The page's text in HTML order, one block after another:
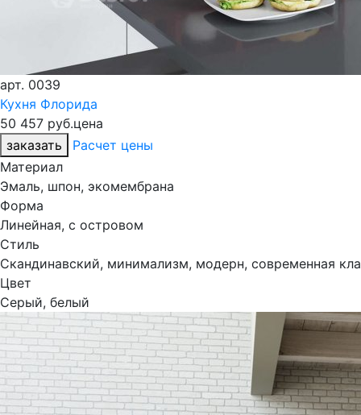
арт. 0039
Кухня Флорида
50 457 руб.цена
заказать
Расчет цены
Материал
Эмаль, шпон, экомембрана
Форма
Линейная, с островом
Стиль
Скандинавский, минимализм, модерн, современная
Цвет
Серый, белый